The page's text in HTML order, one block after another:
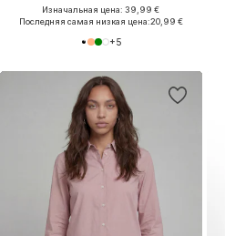
Изначальная цена: 39,99 €
Последняя самая низкая цена:20,99 €
+5